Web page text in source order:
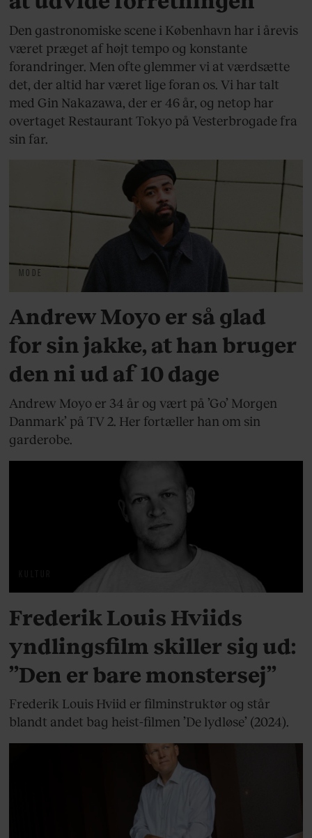
Den gastronomiske scene i København har i årevis
været præget af højt tempo og konstante
forandringer. Men ofte glemmer vi at værdsætte
det, der altid har været lige foran os. Vi har talt
med Gin Nakazawa, der er 46 år, og netop har
overtaget Restaurant Tokyo på Vesterbrogade fra
sin far.
MODE
Andrew Moyo er så glad
for sin jakke, at han bruger
den ni ud af 10 dage
Andrew Moyo er 34 år og vært på ’Go’ Morgen
Danmark’ på TV 2. Her fortæller han om sin
garderobe.
Frederik Louis Hviids
yndlingsfilm skiller sig ud:
”Den er bare monstersej”
Frederik Louis Hviid er filminstruktør og står
blandt andet bag heist-filmen ’De lydløse’ (2024).